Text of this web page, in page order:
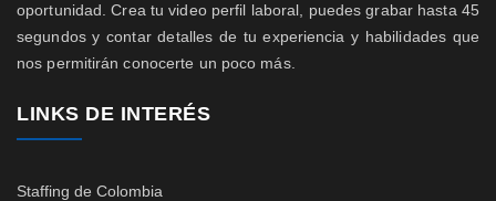
oportunidad. Crea tu video perfil laboral, puedes grabar hasta 45
segundos y contar detalles de tu experiencia y habilidades que
nos permitirán conocerte un poco más.
LINKS DE INTERÉS
Staffing de Colombia